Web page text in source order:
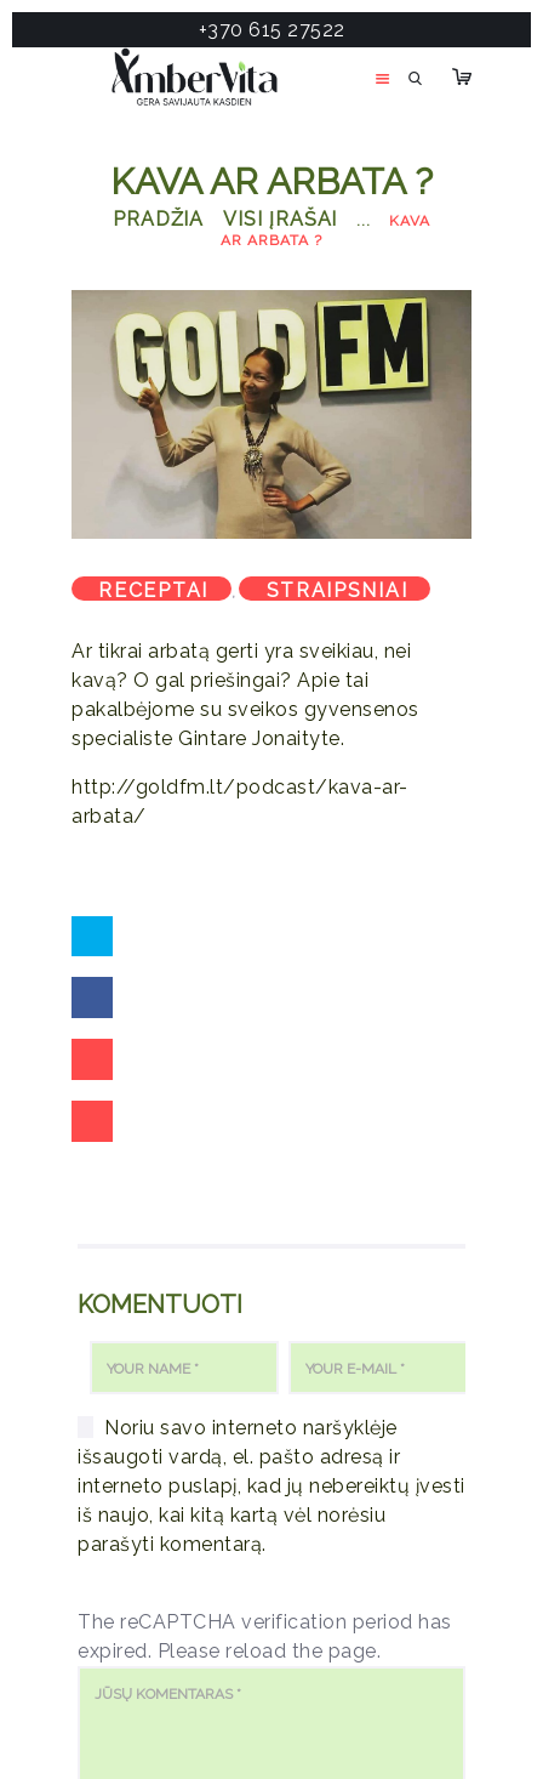
+370 615 27522
KAVA AR ARBATA ?
PRADŽIA VISI ĮRAŠAI ...
KAVA
AR ARBATA ?
PASLAUGOS
PRODUKTAI
APIE MANE
RECEPTAI , STRAIPSNIAI
Ar tikrai arbatą gerti yra sveikiau, nei
kavą? O gal priešingai? Apie tai
pakalbėjome su sveikos gyvensenos
specialiste Gintare Jonaityte.
http://goldfm.lt/podcast/kava-ar-
arbata/
KOMENTUOTI
Noriu savo interneto naršyklėje
išsaugoti vardą, el. pašto adresą ir
interneto puslapį, kad jų nebereiktų įvesti
iš naujo, kai kitą kartą vėl norėsiu
parašyti komentarą.
The reCAPTCHA verification period has
expired. Please reload the page.